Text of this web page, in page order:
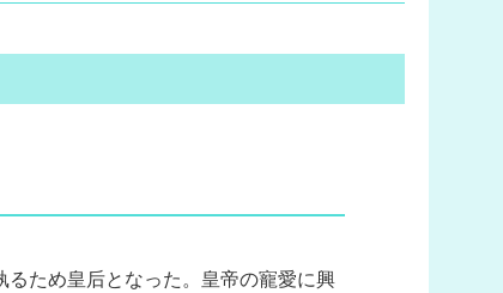
るため皇后となった。皇帝の寵愛に興